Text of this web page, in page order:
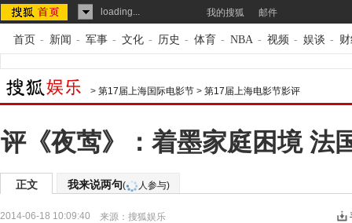
loading... 我的搜狐 邮件
首页 - 新闻 - 军事 - 文化 - 历史 - 体育 - NBA - 视频 - 娱谈 -
> 第17届上海国际电影节 > 第17届上海电影节影评
评《夜莺》：着墨家庭困境 法
正文 我来说两句( 人参与)
2014-06-18 10:09:40 来源： 搜狐娱乐